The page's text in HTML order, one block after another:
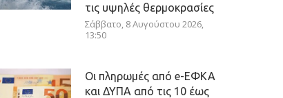
τις υψηλές θερμοκρασίες
Σάββατο, 8 Αυγούστου 2026,
13:50
Οι πληρωμές από e-ΕΦΚΑ
και ΔΥΠΑ από τις 10 έως